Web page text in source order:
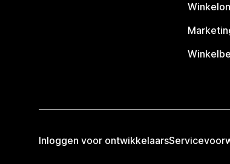
Inloggen voor ontwikkelaars